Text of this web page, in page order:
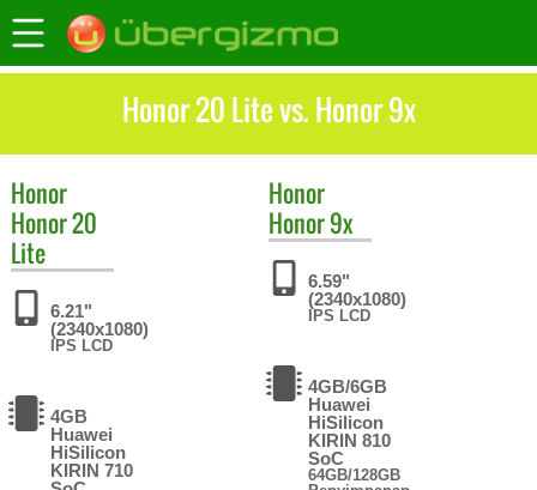
Honor 20 Lite vs. Honor 9x
Honor
Honor 20
Lite
6.21"
(2340x1080)
IPS LCD
4GB
Huawei
HiSilicon
KIRIN 710
Honor
Honor 9x
6.59"
(2340x1080)
IPS LCD
4GB/6GB
Huawei
HiSilicon
KIRIN 810
SoC
64GB/128GB